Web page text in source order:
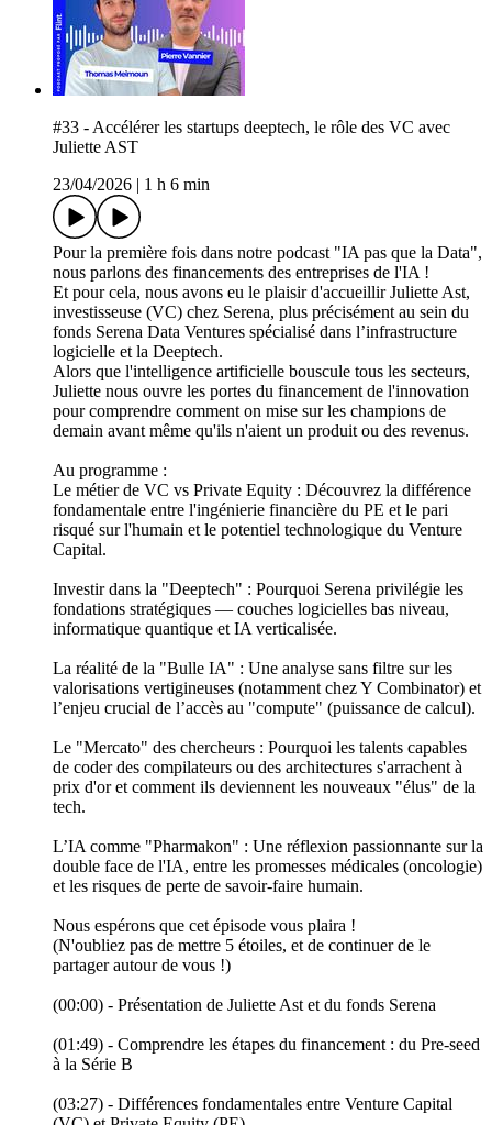
#33 - Accélérer les startups deeptech, le rôle des VC avec
Juliette AST
23/04/2026
1 h 6 min
Pour la première fois dans notre podcast "IA pas que la Data",
nous parlons des financements des entreprises de l'IA !
Et pour cela, nous avons eu le plaisir d'accueillir Juliette Ast,
investisseuse (VC) chez Serena, plus précisément au sein du
fonds Serena Data Ventures spécialisé dans l’infrastructure
logicielle et la Deeptech.
Alors que l'intelligence artificielle bouscule tous les secteurs,
Juliette nous ouvre les portes du financement de l'innovation
pour comprendre comment on mise sur les champions de
demain avant même qu'ils n'aient un produit ou des revenus.
Au programme :
Le métier de VC vs Private Equity : Découvrez la différence
fondamentale entre l'ingénierie financière du PE et le pari
risqué sur l'humain et le potentiel technologique du Venture
Capital.
Investir dans la "Deeptech" : Pourquoi Serena privilégie les
fondations stratégiques — couches logicielles bas niveau,
informatique quantique et IA verticalisée.
La réalité de la "Bulle IA" : Une analyse sans filtre sur les
valorisations vertigineuses (notamment chez Y Combinator) et
l’enjeu crucial de l’accès au "compute" (puissance de calcul).
Le "Mercato" des chercheurs : Pourquoi les talents capables
de coder des compilateurs ou des architectures s'arrachent à
prix d'or et comment ils deviennent les nouveaux "élus" de la
tech.
L’IA comme "Pharmakon" : Une réflexion passionnante sur la
double face de l'IA, entre les promesses médicales (oncologie)
et les risques de perte de savoir-faire humain.
Nous espérons que cet épisode vous plaira !
(N'oubliez pas de mettre 5 étoiles, et de continuer de le
partager autour de vous !)
(00:00) - Présentation de Juliette Ast et du fonds Serena
(01:49) - Comprendre les étapes du financement : du Pre-seed
à la Série B
(03:27) - Différences fondamentales entre Venture Capital